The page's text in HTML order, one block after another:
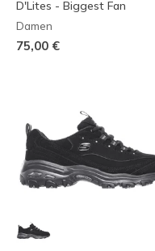
D'Lites - Biggest Fan
Damen
75,00 €